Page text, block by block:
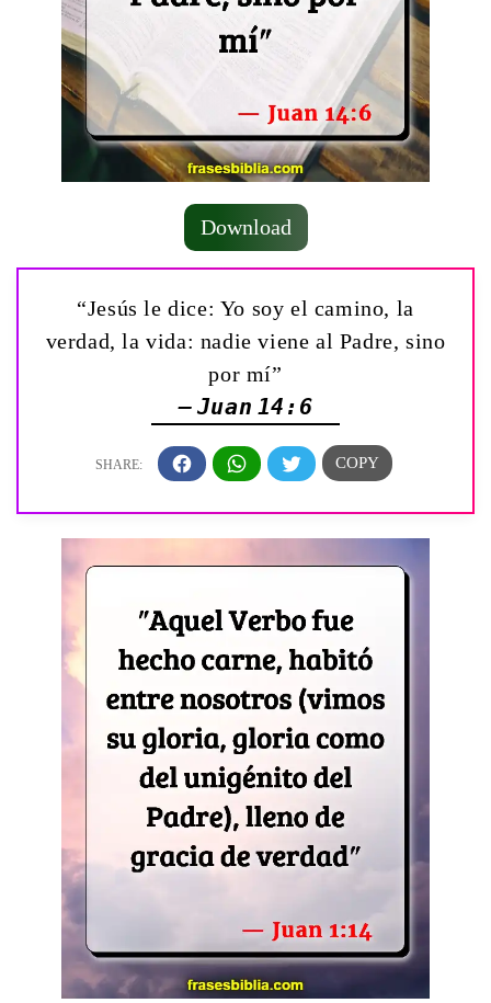
Download
“Jesús le dice: Yo soy el camino, la
verdad, la vida: nadie viene al Padre, sino
por mí”
— Juan 14:6